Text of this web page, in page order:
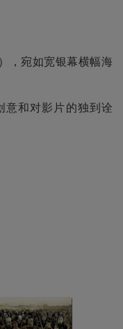
，宛如宽银幕横幅海
意和对影片的独到诠